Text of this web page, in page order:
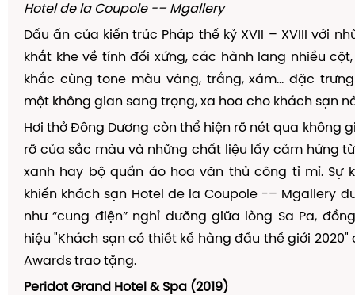
Hotel de la Coupole -– Mgallery
Dấuấn của kiến trúc Pháp thếkỷ XVII – XVIII với nh
khắt khe về tínhđối xứng, các hành lang nhiều cộ
khắc cùng tone màu vàng, trắng, xám… đặc trư
một không gian sang trọng, xa hoa cho khách sạn n
Hơi thở Đông Dương còn thểhiện rõ nét qua không
rỡ của sắc màu và những chất liệu lấy cảm hứng từ
xanh hay bộquần áo hoa văn thủ công tỉmỉ. Sựk
khiến khách sạn Hotel de la Coupole -– Mgallery
như “cung điện”nghỉ dưỡng giữa lòng Sa Pa, đồ
hiệu "Khách sạn có thiết kế hàngđầu thếgiới 2020"
Awards trao tặng.
Peridot Grand Hotel & Spa (2019)